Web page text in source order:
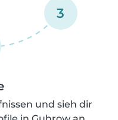
3
und sieh dir